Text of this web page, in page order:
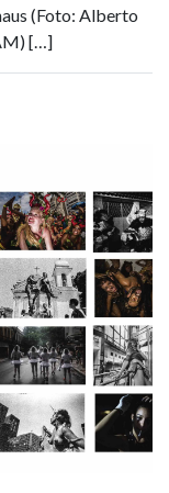
(Foto: Alberto
[…]